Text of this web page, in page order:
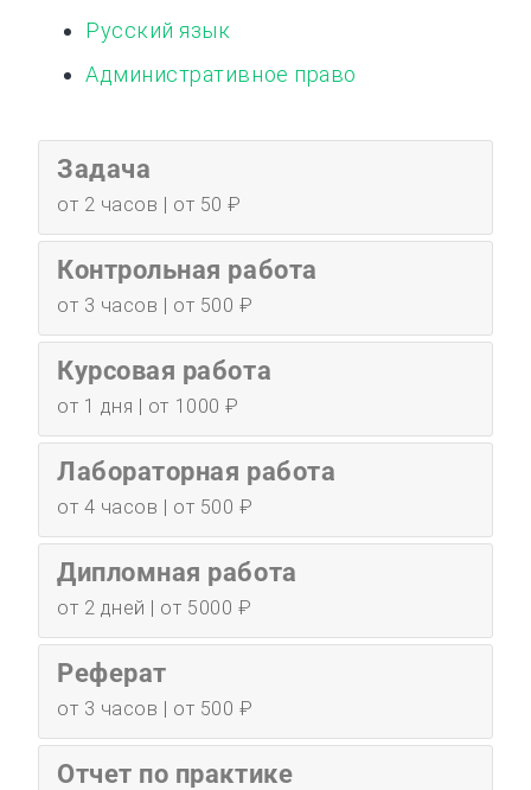
Русский язык
Административное право
Задача
от 2 часов | от 50 ₽
Контрольная работа
от 3 часов | от 500 ₽
Курсовая работа
от 1 дня | от 1000 ₽
Лабораторная работа
от 4 часов | от 500 ₽
Дипломная работа
от 2 дней | от 5000 ₽
Реферат
от 3 часов | от 500 ₽
Отчет по практике